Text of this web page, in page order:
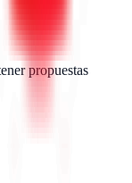
propuestas